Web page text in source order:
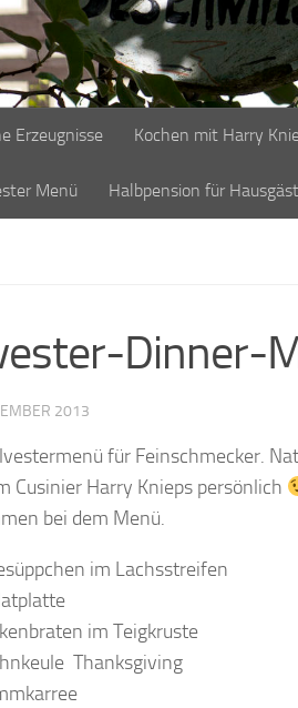
Erzeugnisse Kochen mit Harry
Menü Halbpension für
Dinner-
2013
für Feinschmecker.
Cusinier Harry Knieps persönlich
bei dem Menü.
im Lachsstreifen
im Teigkruste
Thanksgiving